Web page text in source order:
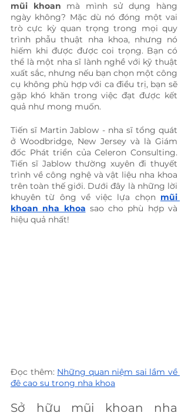
mũi khoan mà mình sử dụng hàng
ngày không? Mặc dù nó đóng một vai
trò cực kỳ quan trọng trong mọi quy
trình phẫu thuật nha khoa, nhưng nó
hiếm khi được được coi trọng. Bạn có
thể là một nha sĩ lành nghề với kỹ thuật
xuất sắc, nhưng nếu bạn chọn một công
cụ không phù hợp với ca điều trị, bạn sẽ
gặp khó khăn trong việc đạt được kết
quả như mong muốn.
Tiến sĩ Martin Jablow - nha sĩ tổng quát
ở Woodbridge, New Jersey và là Giám
đốc Phát triển của Celeron Consulting.
Tiến sĩ Jablow thường xuyên đi thuyết
trình về công nghệ và vật liệu nha khoa
trên toàn thế giới. Dưới đây là những lời
khuyên từ ông về việc lựa chọn mũi
khoan nha khoa sao cho phù hợp và
hiệu quả nhất!
Đọc thêm: Những quan niệm sai lầm về
đê cao su trong nha khoa
Sở hữu mũi khoan nha